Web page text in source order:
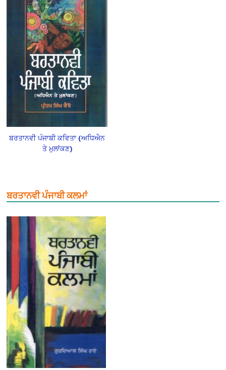
ਬਰਤਾਨਵੀ ਪੰਜਾਬੀ ਕਵਿਤਾ (ਅਧਿਐਨ
ਤੇ ਮੁਲਾਂਕਣ)
ਬਰਤਾਨਵੀ ਪੰਜਾਬੀ ਕਲਮਾਂ